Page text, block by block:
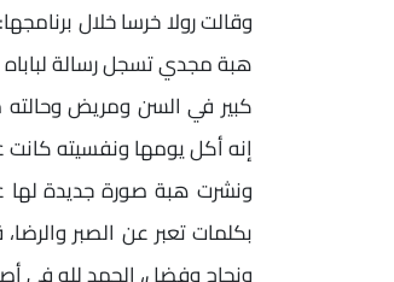
وقالت رولا خرسا خلال
هبة مجدي تسجل رسالة
كبير في السن ومريض وحالته
إنه أكل يومها ونفسيته كانت
ونشرت هبة صورة جديدة لها
بكلمات تعبر عن الصبر